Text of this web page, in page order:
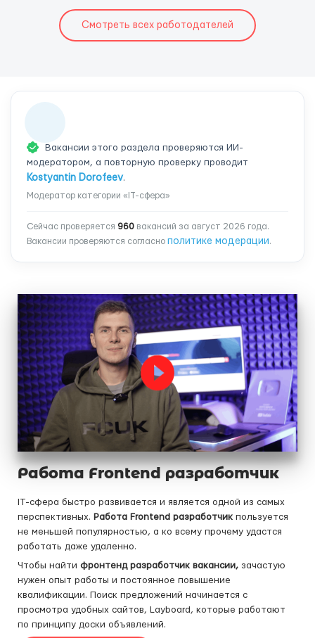
Смотреть всех работодателей
Вакансии этого раздела проверяются ИИ-
модератором, а повторную проверку проводит
Kostyantin Dorofeev.
Модератор категории «IT-сфера»
Сейчас проверяется 960 вакансий за август 2026 года.
Вакансии проверяются согласно политике модерации.
Работа Frontend разработчик
IT-сфера быстро развивается и является одной из самых
перспективных. Работа Frontend разработчик пользуется
не меньшей популярностью, а ко всему прочему удастся
работать даже удаленно.
Чтобы найти фронтенд разработчик вакансии, зачастую
нужен опыт работы и постоянное повышение
квалификации. Поиск предложений начинается с
просмотра удобных сайтов, Layboard, которые работают
по принципу доски объявлений.